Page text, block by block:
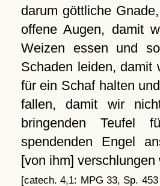
darum göttliche
offene Augen, damit
Weizen essen und
Schaden leiden, damit
für ein Schaf halten
fallen, damit wir
bringenden Teufel
spendenden Engel
[von ihm] verschlungen
[catech. 4,1: MPG 33, Sp.